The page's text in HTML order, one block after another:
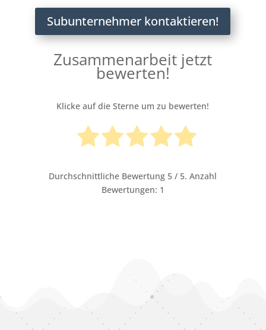
Subunternehmer kontaktieren!
Zusammenarbeit jetzt
bewerten!
Klicke auf die Sterne um zu bewerten!
Durchschnittliche Bewertung 5 / 5. Anzahl
Bewertungen: 1